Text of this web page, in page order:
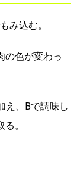
み込む。
色が変わっ
、Bで調味し
。